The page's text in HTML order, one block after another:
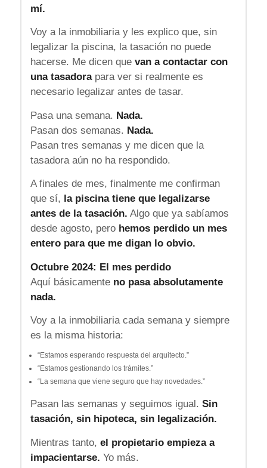
mí.
Voy a la inmobiliaria y les explico que, sin
legalizar la piscina, la tasación no puede
hacerse. Me dicen que van a contactar con
una tasadorapara ver si realmente es
necesario legalizar antes de tasar.
Pasa una semana. Nada.
Pasan dos semanas. Nada.
Pasan tres semanas y me dicen que la
tasadora aún no ha respondido.
A finales de mes, finalmente me confirman
que sí, la piscina tiene que legalizarse
antes de la tasación. Algo que ya sabíamos
desde agosto, pero hemos perdido un mes
entero para que me digan lo obvio.
Octubre 2024: El mes perdido
Aquí básicamente no pasa absolutamente
nada.
Voy a la inmobiliaria cada semana y siempre
es la misma historia:
“Estamos esperando respuesta del arquitecto.”
“Estamos gestionando los trámites.”
“La semana que viene seguro que hay novedades.”
Pasan las semanas y seguimos igual. Sin
tasación, sin hipoteca, sin legalización.
Mientras tanto, el propietario empieza a
impacientarse. Yo más.